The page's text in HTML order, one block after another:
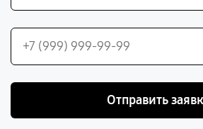
Отправить